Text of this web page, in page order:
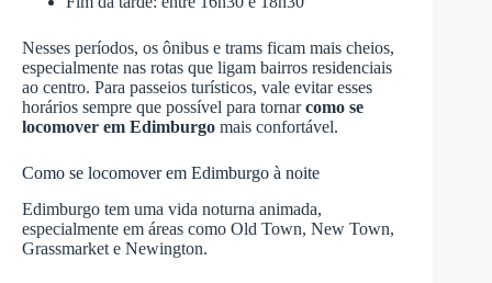
Nesses períodos, os ônibus e trams ficam mais cheios,
especialmente nas rotas que ligam bairros residenciais
ao centro. Para passeios turísticos, vale evitar esses
horários sempre que possível para tornarcomo se
locomover em Edimburgo mais confortável.
Como se locomover em Edimburgo à noite
Edimburgo tem uma vida noturna animada,
especialmente em áreas como Old Town, New Town,
Grassmarket e Newington.